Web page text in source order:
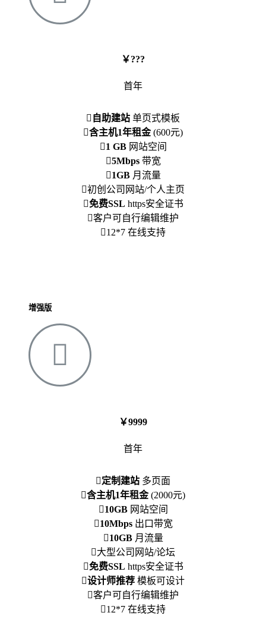
￥???
首年
自助建站 单页式模板
含主机1年租金 (600元)
1 GB 网站空间
5Mbps 带宽
1GB 月流量
初创公司网站/个人主页
免费SSL https安全证书
客户可自行编辑维护
12*7 在线支持
增强版
￥9999
首年
定制建站 多页面
含主机1年租金 (2000元)
10GB 网站空间
10Mbps 出口带宽
10GB 月流量
大型公司网站/论坛
免费SSL https安全证书
设计师推荐 模板可设计
客户可自行编辑维护
12*7 在线支持